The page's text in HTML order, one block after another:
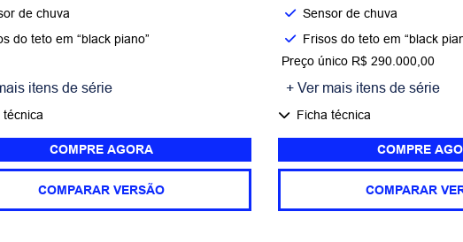
de chuva
do teto em “black piano”
itens de série
técnica
COMPRE AGORA
COMPARAR VERSÃO
Sensor de chuva
Frisos do teto em “black
Preço único R$ 290.000,00
+ Ver mais itens de série
Ficha técnica
COMPRE
COMPARAR